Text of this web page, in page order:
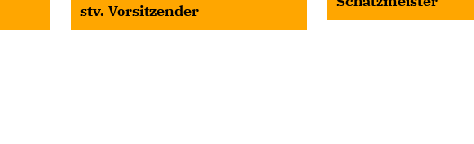
stv. Vorsitzender